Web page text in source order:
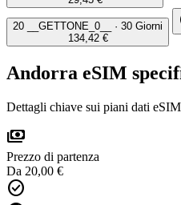
20 __GETTONE_0__ · 30 Giorni
134,42 €
Andorra eSIM
Dettagli chiave sui piani dati
payments
Prezzo di partenza
Da 20,00 €
check_circle